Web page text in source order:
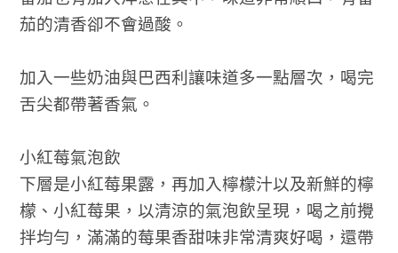
茄的清香卻不會過酸。
加入一些奶油與巴西利讓味道多一點層次，喝完
舌尖都帶著香氣。
小紅莓氣泡飲
下層是小紅莓果露，再加入檸檬汁以及新鮮的檸
檬、小紅莓果，以清涼的氣泡飲呈現，喝之前攪
拌均勻，滿滿的莓果香甜味非常清爽好喝，還帶